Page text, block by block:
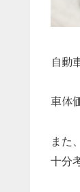
自動
車体
また
十分